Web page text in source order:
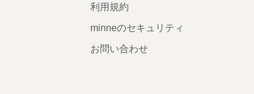
利用規約
minneのセキュリティ
お問い合わせ